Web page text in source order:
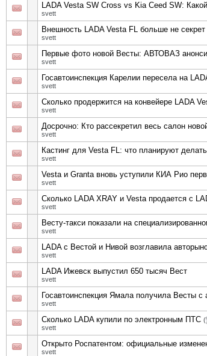
LADA Vesta SW Cross vs Kia Ceed SW:
svett
Внешность LADA Vesta FL больше не секрет
svett
Первые фото новой Весты: АВТОВАЗ
svett
Госавтоинспекция Карелии пересела на
svett
Сколько продержится на конвейере LADA
svett
Досрочно: Кто рассекретил весь салон
svett
Кастинг для Vesta FL: что планируют
svett
Vesta и Granta вновь уступили КИА Рио
svett
Сколько LADA XRAY и Vesta продается с
svett
Весту-такси показали на
svett
LADA с Вестой и Нивой возглавила
svett
LADA Ижевск выпустил 650 тысяч Вест
svett
Госавтоинспекция Ямала получила Весты с
svett
Сколько LADA купили по электронным ПТС (
svett
Открыто Роспатентом: официальные
svett